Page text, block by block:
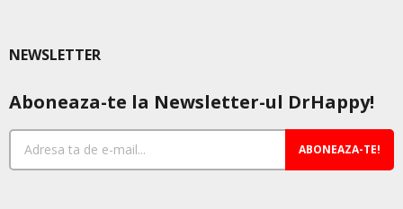
produsului.
NEWSLETTER
Aboneaza-te la Newsletter-ul DrHappy!
ABONEAZA-TE!